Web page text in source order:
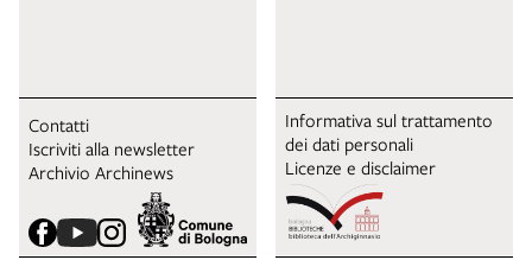
Contatti
Iscriviti alla newsletter
Archivio Archinews
Informativa sul trattamento
dei dati personali
Licenze e disclaimer